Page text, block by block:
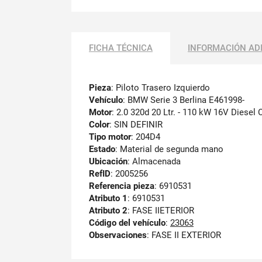
FICHA TÉCNICA INFORMACIÓN
Pieza: Piloto Trasero Izquierdo
Vehículo: BMW Serie 3 Berlina E461998-
Motor: 2.0 320d 20 Ltr. - 110 kW 16V Diesel
Color: SIN DEFINIR
Tipo motor: 204D4
Estado: Material de segunda mano
Ubicación: Almacenada
RefID: 2005256
Referencia pieza: 6910531
Atributo 1 : 6910531
Atributo 2: FASE IIETERIOR
Código del vehículo: 23063
Observaciones: FASE II EXTERIOR